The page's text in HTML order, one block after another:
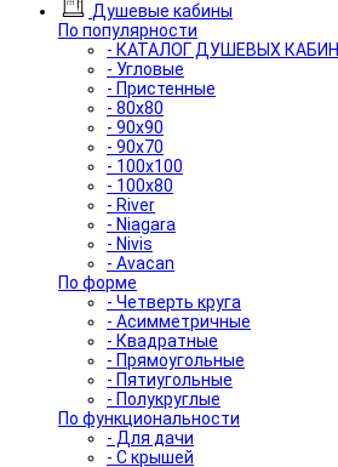
Душевые кабины
По популярности
- КАТАЛОГ ДУШЕВЫХ КАБИН
- Угловые
- Пристенные
- 80x80
- 90x90
- 90x70
- 100x100
- 100x80
- River
- Niagara
- Nivis
- Avacan
По форме
- Четверть круга
- Асимметричные
- Квадратные
- Прямоугольные
- Пятиугольные
- Полукруглые
По функциональности
- Для дачи
- С крышей